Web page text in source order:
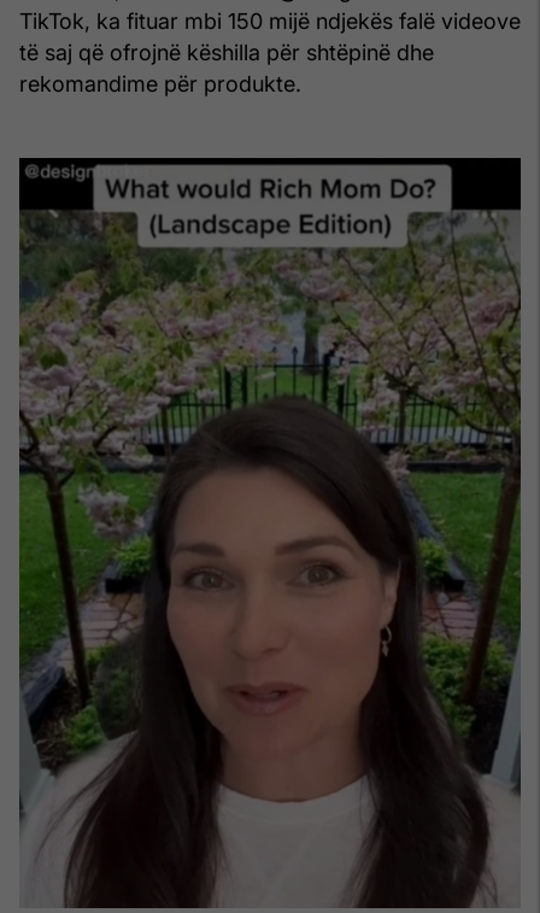
TikTok, ka fituar mbi 150 mijë ndjekës falë videove
të saj që ofrojnë këshilla për shtëpinë dhe
rekomandime për produkte.